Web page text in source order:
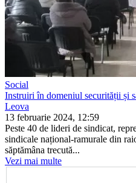
Social
Instruiri în domeniul securității și
Leova
13 februarie 2024, 12:59
Peste 40 de lideri de sindicat,
sindicale național-ramurale din
săptămâna trecută...
Vezi mai multe